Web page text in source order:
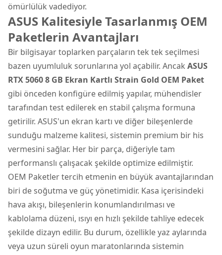
ömürlülük vadediyor.
ASUS Kalitesiyle Tasarlanmış OEM
Paketlerin Avantajları
Bir bilgisayar toplarken parçaların tek tek seçilmesi
bazen uyumluluk sorunlarına yol açabilir. Ancak ASUS
RTX 5060 8 GB Ekran Kartlı Strain Gold OEM Paket
gibi önceden konfigüre edilmiş yapılar, mühendisler
tarafından test edilerek en stabil çalışma formuna
getirilir. ASUS'un ekran kartı ve diğer bileşenlerde
sunduğu malzeme kalitesi, sistemin premium bir his
vermesini sağlar. Her bir parça, diğeriyle tam
performanslı çalışacak şekilde optimize edilmiştir.
OEM Paketler tercih etmenin en büyük avantajlarından
biri de soğutma ve güç yönetimidir. Kasa içerisindeki
hava akışı, bileşenlerin konumlandırılması ve
kablolama düzeni, ısıyı en hızlı şekilde tahliye edecek
şekilde dizayn edilir. Bu durum, özellikle yaz aylarında
veya uzun süreli oyun maratonlarında sistemin